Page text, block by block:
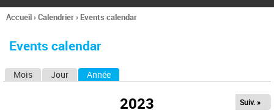
l
h
e
Vous
ici
Accueil›Calendrier› Events calendar
Events calendar
Mois Jour Année
2023 Suiv. »